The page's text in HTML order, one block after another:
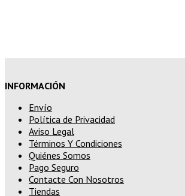
INFORMACIÓN
Envío
Política de Privacidad
Aviso Legal
Términos Y Condiciones
Quiénes Somos
Pago Seguro
Contacte Con Nosotros
Tiendas